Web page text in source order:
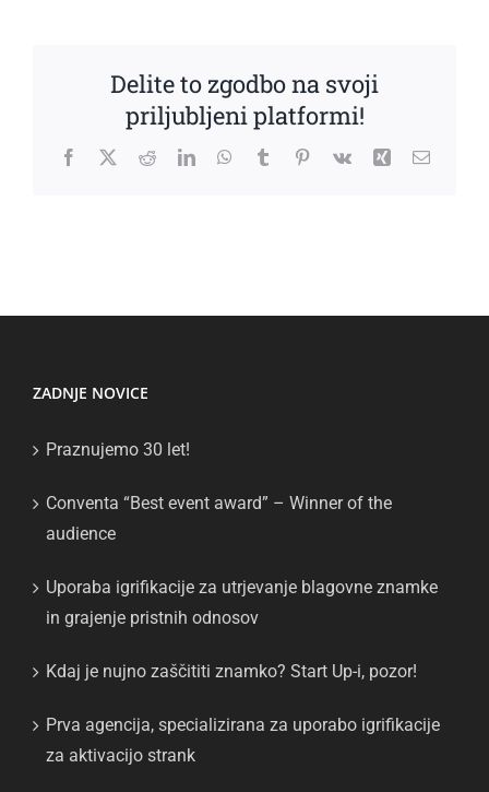
Delite to zgodbo na svoji
priljubljeni platformi!
Facebook
X RedditLinkedInWhatsApp
TumblrPinterest
Vk Xing Email
ZADNJE NOVICE
Praznujemo 30 let!
Conventa “Best event award” – Winner of the
audience
Uporaba igrifikacije za utrjevanje blagovne znamke
in grajenje pristnih odnosov
Kdaj je nujno zaščititi znamko? Start Up-i, pozor!
Prva agencija, specializirana za uporabo igrifikacije
za aktivacijo strank